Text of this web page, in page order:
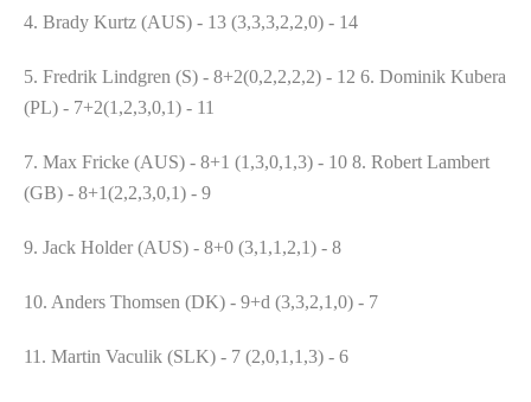
4. Brady Kurtz (AUS) - 13 (3,3,3,2,2,0) - 14
5. Fredrik Lindgren (S) - 8+2(0,2,2,2,2) - 12 6. Dominik Kubera
(PL) - 7+2(1,2,3,0,1) - 11
7. Max Fricke (AUS) - 8+1 (1,3,0,1,3) - 10 8. Robert Lambert
(GB) - 8+1(2,2,3,0,1) - 9
9. Jack Holder (AUS) - 8+0 (3,1,1,2,1) - 8
10. Anders Thomsen (DK) - 9+d (3,3,2,1,0) - 7
11. Martin Vaculik (SLK) - 7 (2,0,1,1,3) - 6